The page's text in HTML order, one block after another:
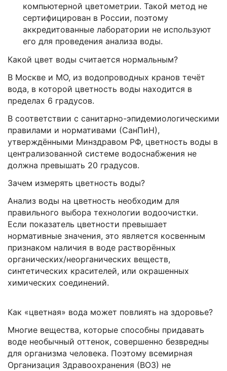
компьютерной цветометрии. Такой метод не
сертифицирован в России, поэтому
аккредитованные лаборатории не используют
его для проведения анализа воды.
Какой цвет воды считается нормальным?
В Москве и МО, из водопроводных кранов течёт
вода, в которой цветность воды находится в
пределах 6 градусов.
В соответствии с санитарно-эпидемиологическими
правилами и нормативами (СанПиН),
утверждёнными Минздравом РФ, цветность воды в
централизованной системе водоснабжения не
должна превышать 20 градусов.
Зачем измерять цветность воды?
Анализ воды на цветность необходим для
правильного выбора технологии водоочистки.
Если показатель цветности превышает
нормативные значения, это является косвенным
признаком наличия в воде растворённых
органических/неорганических веществ,
синтетических красителей, или окрашенных
химических соединений.
Как «цветная» вода может повлиять на здоровье?
Многие вещества, которые способны придавать
воде необычный оттенок, совершенно безвредны
для организма человека. Поэтому всемирная
Организация Здравоохранения (ВОЗ) не